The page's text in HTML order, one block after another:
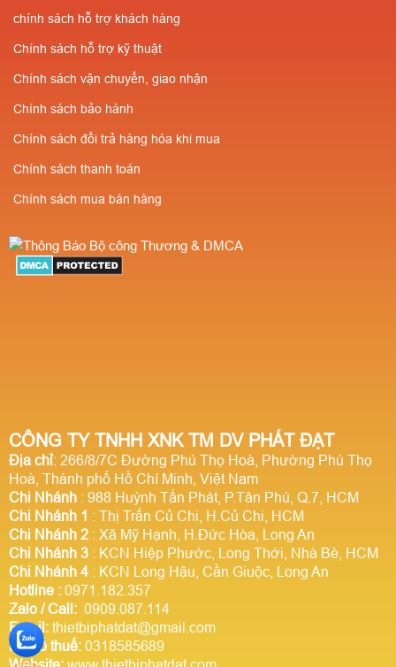
CÔNG TY TNHH XNK TM DV PHÁT ĐẠT
Địa chỉ: 266/8/7C Đường Phú Thọ Hoà, Phường Phú Thọ
Hoà, Thành phố Hồ Chí Minh, Việt Nam
Chi Nhánh : 988 Huỳnh Tấn Phát, P.Tân Phú, Q.7, HCM
Chi Nhánh 1 : Thị Trấn Củ Chi, H.Củ Chi, HCM
Chi Nhánh 2 : Xã Mỹ Hạnh, H.Đức Hòa, Long An
Chi Nhánh 3 : KCN Hiệp Phước, Long Thới, Nhà Bè, HCM
Chi Nhánh 4 : KCN Long Hậu, Cần Giuộc, Long An
Hotline : 0971.182.357
Zalo / Call: 0909.087.114
Email: thietbiphatdat@gmail.com
Mã số thuế: 0318585689
chính sách hỗ trợ khách hàng
Chính sách hỗ trợ kỹ thuật
Chính sách vận chuyển, giao nhận
Chính sách bảo hành
Chính sách đổi trả hàng hóa khi mua
Chính sách thanh toán
Chính sách mua bán hàng